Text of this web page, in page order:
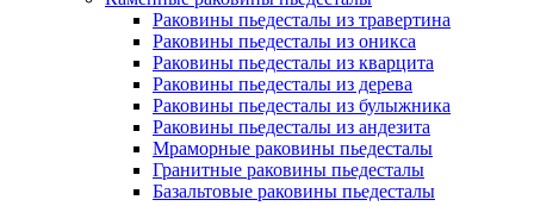
Раковины пьедесталы из травертина
Раковины пьедесталы из оникса
Раковины пьедесталы из кварцита
Раковины пьедесталы из дерева
Раковины пьедесталы из булыжника
Раковины пьедесталы из андезита
Мраморные раковины пьедесталы
Гранитные раковины пьедесталы
Базальтовые раковины пьедесталы